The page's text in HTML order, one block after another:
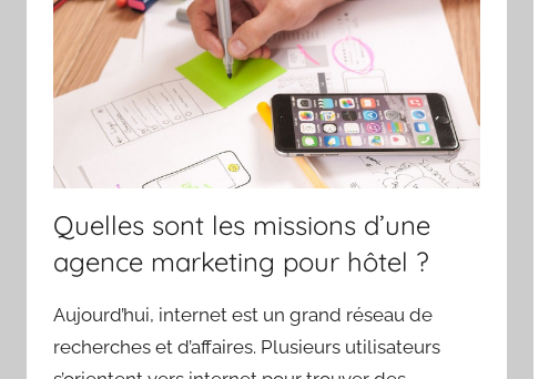
Quelles sont les missions d’une
agence marketing pour hôtel ?
Aujourd’hui, internet est un grand réseau de
recherches et d’affaires. Plusieurs utilisateurs